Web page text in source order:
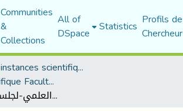
Communities
&
Collections
All of
DSpace Statistics Profils
PV des instances scientifiques ( CSU, CSF(+Com. S des Départements))
Conseil Scientifique Faculté des sciences humaines et sociales
محضر-المجلس-العلمي-لجلسة28جوان2018